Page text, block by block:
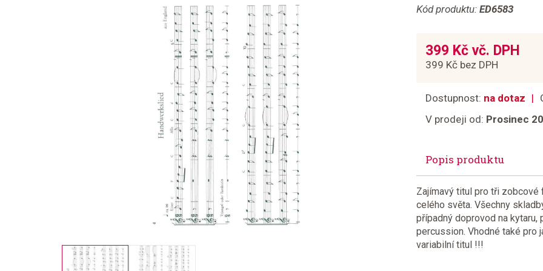
Kód produktu: ED6583
399 Kč vč. DPH
399 Kč bez DPH
Dostupnost: na dotaz
V prodeji od: Prosinec
Popis produktu
Zajímavý titul pro tři
celého světa. Všechny
případný doprovod na
percussion. Vhodné také pro
variabilní titul !!!